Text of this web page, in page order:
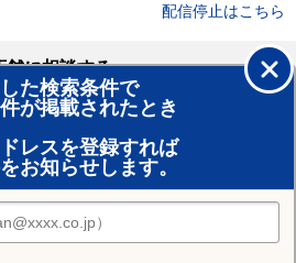
配信停止はこちら
た検索条件で
が掲載されたとき
レスを登録すれば
お知らせします。
舗に相談する